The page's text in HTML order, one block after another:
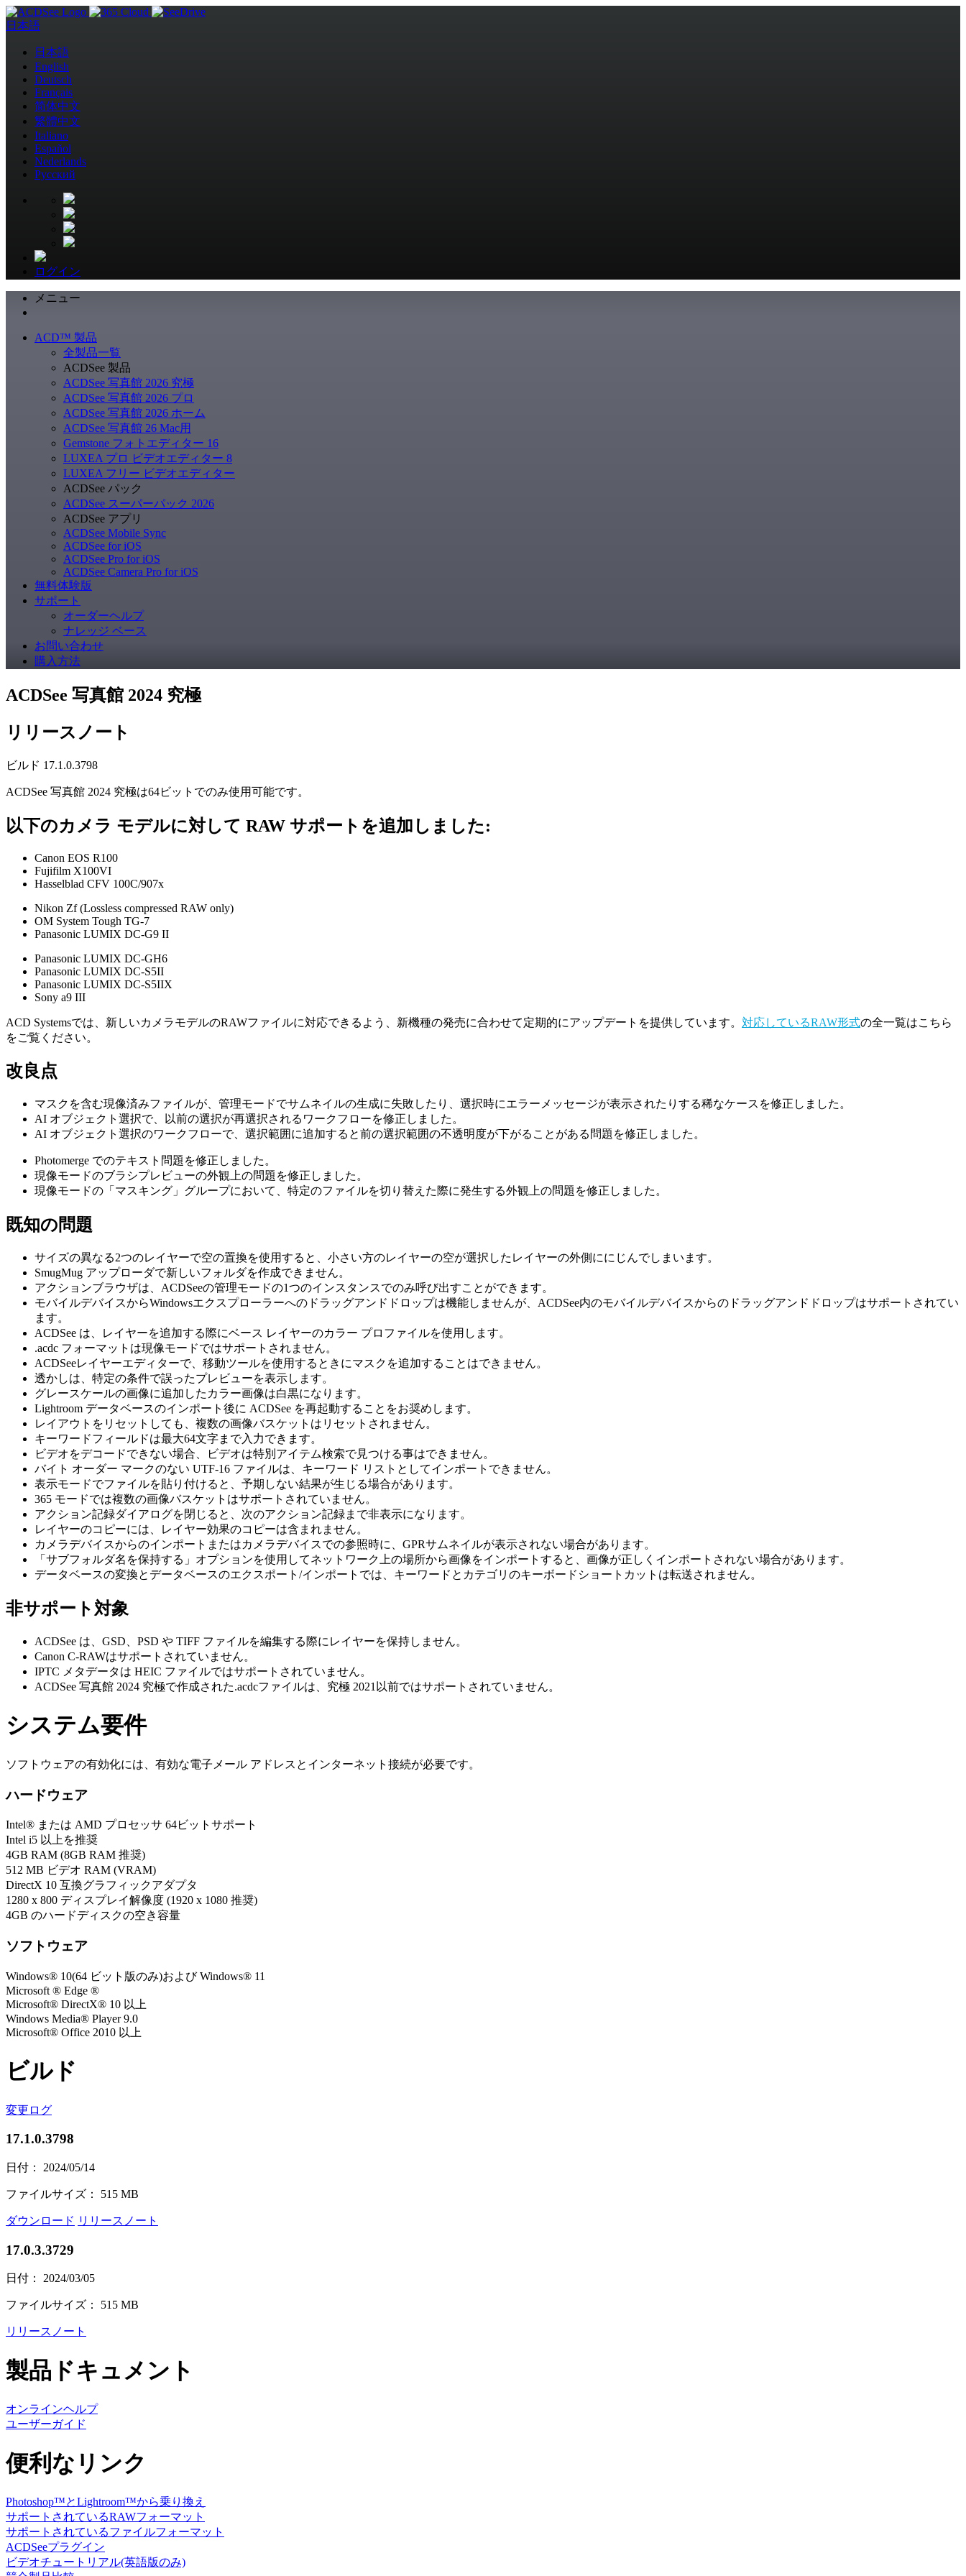
日本語
日本語
English
Deutsch
Français
简体中文
繁體中文
Italiano
Español
Nederlands
Pусский
ログイン
メニュー
ACD™ 製品
全製品一覧
ACDSee 製品
ACDSee 写真館 2026 究極
ACDSee 写真館 2026 プロ
ACDSee 写真館 2026 ホーム
ACDSee 写真館 26 Mac用
Gemstone フォトエディター 16
LUXEA プロ ビデオエディター 8
LUXEA フリー ビデオエディター
ACDSee パック
ACDSee スーパーパック 2026
ACDSee アプリ
ACDSee Mobile Sync
ACDSee for iOS
ACDSee Pro for iOS
ACDSee Camera Pro for iOS
無料体験版
サポート
オーダーヘルプ
ナレッジ ベース
お問い合わせ
購入方法
ACDSee 写真館 2024 究極
リリースノート
ビルド 17.1.0.3798
ACDSee 写真館 2024 究極は64ビットでのみ使用可能です。
以下のカメラ モデルに対して RAW サポートを追加しました:
Canon EOS R100
Fujifilm X100VI
Hasselblad CFV 100C/907x
Nikon Zf (Lossless compressed RAW only)
OM System Tough TG-7
Panasonic LUMIX DC-G9 II
Panasonic LUMIX DC-GH6
Panasonic LUMIX DC-S5II
Panasonic LUMIX DC-S5IIX
Sony a9 III
ACD Systemsでは、新しいカメラモデルのRAWファイルに対応できるよう、新機種の発売に合わせて定期的にアップデートを提供しています。 対応しているRAW形式の全一覧はこちら
をご覧ください。
改良点
マスクを含む現像済みファイルが、管理モードでサムネイルの生成に失敗したり、選択時にエラーメッセージが表示されたりする稀なケースを修正しました。
AI オブジェクト選択で、以前の選択が再選択されるワークフローを修正しました。
AI オブジェクト選択のワークフローで、選択範囲に追加すると前の選択範囲の不透明度が下がることがある問題を修正しました。
Photomerge でのテキスト問題を修正しました。
現像モードのブラシプレビューの外観上の問題を修正しました。
現像モードの「マスキング」グループにおいて、特定のファイルを切り替えた際に発生する外観上の問題を修正しました。
既知の問題
サイズの異なる2つのレイヤーで空の置換を使用すると、小さい方のレイヤーの空が選択したレイヤーの外側ににじんでしまいます。
SmugMug アップローダで新しいフォルダを作成できません。
アクションブラウザは、ACDSeeの管理モードの1つのインスタンスでのみ呼び出すことができます。
モバイルデバイスからWindowsエクスプローラーへのドラッグアンドドロップは機能しませんが、ACDSee内のモバイルデバイスからのドラッグアンドドロップはサポートされてい
ます。
ACDSee は、レイヤーを追加する際にベース レイヤーのカラー プロファイルを使用します。
.acdc フォーマットは現像モードではサポートされません。
ACDSeeレイヤーエディターで、移動ツールを使用するときにマスクを追加することはできません。
透かしは、特定の条件で誤ったプレビューを表示します。
グレースケールの画像に追加したカラー画像は白黒になります。
Lightroom データベースのインポート後に ACDSee を再起動することをお奨めします。
レイアウトをリセットしても、複数の画像バスケットはリセットされません。
キーワードフィールドは最大64文字まで入力できます。
ビデオをデコードできない場合、ビデオは特別アイテム検索で見つける事はできません。
バイト オーダー マークのない UTF-16 ファイルは、キーワード リストとしてインポートできません。
表示モードでファイルを貼り付けると、予期しない結果が生じる場合があります。
365 モードでは複数の画像バスケットはサポートされていません。
アクション記録ダイアログを閉じると、次のアクション記録まで非表示になります。
レイヤーのコピーには、レイヤー効果のコピーは含まれません。
カメラデバイスからのインポートまたはカメラデバイスでの参照時に、GPRサムネイルが表示されない場合があります。
「サブフォルダ名を保持する」オプションを使用してネットワーク上の場所から画像をインポートすると、画像が正しくインポートされない場合があります。
データベースの変換とデータベースのエクスポート/インポートでは、キーワードとカテゴリのキーボードショートカットは転送されません。
非サポート対象
ACDSee は、GSD、PSD や TIFF ファイルを編集する際にレイヤーを保持しません。
Canon C-RAWはサポートされていません。
IPTC メタデータは HEIC ファイルではサポートされていません。
ACDSee 写真館 2024 究極で作成された.acdcファイルは、究極 2021以前ではサポートされていません。
システム要件
ソフトウェアの有効化には、有効な電子メール アドレスとインターネット接続が必要です。
ハードウェア
Intel® または AMD プロセッサ 64ビットサポート
Intel i5 以上を推奨
4GB RAM (8GB RAM 推奨)
512 MB ビデオ RAM (VRAM)
DirectX 10 互換グラフィックアダプタ
1280 x 800 ディスプレイ解像度 (1920 x 1080 推奨)
4GB のハードディスクの空き容量
ソフトウェア
Windows® 10(64 ビット版のみ)および Windows® 11
Microsoft ® Edge ®
Microsoft® DirectX® 10 以上
Windows Media® Player 9.0
Microsoft® Office 2010 以上
ビルド
変更ログ
17.1.0.3798
日付： 2024/05/14
ファイルサイズ： 515 MB
ダウンロード リリースノート
17.0.3.3729
日付： 2024/03/05
ファイルサイズ： 515 MB
リリースノート
製品ドキュメント
オンラインヘルプ
ユーザーガイド
便利なリンク
Photoshop™とLightroom™から乗り換え
サポートされているRAWフォーマット
サポートされているファイルフォーマット
ACDSeeプラグイン
ビデオチュートリアル(英語版のみ)